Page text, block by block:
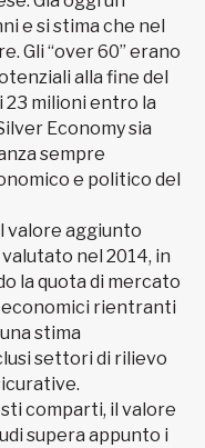
e si stima che nel
Gli “over 60” erano
alla fine del
milioni entro la
Economy sia
sempre
e politico del
valore aggiunto
nel 2014, in
la quota di mercato
rientranti
stima
settori di rilievo
comparti, il valore
supera appunto i